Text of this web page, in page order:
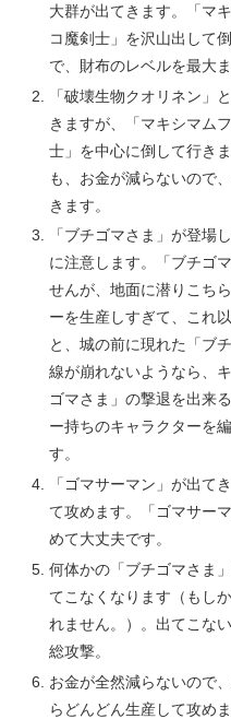
大群が出てきます。「マ
コ魔剣士」を沢山出して
で、財布のレベルを最大
「破壊生物クオリネン」
きますが、「マキシマム
士」を中心に倒して行き
も、お金が減らないので
きます。
「ブチゴマさま」が登場
に注意します。「ブチゴ
せんが、地面に潜りこち
ーを生産しすぎて、これ
と、城の前に現れた「ブ
線が崩れないようなら、
ゴマさま」の撃退を出来
ー持ちのキャラクターを
す。
「ゴマサーマン」が出て
て攻めます。「ゴマサー
めて大丈夫です。
何体かの「ブチゴマさま
てこなくなります（もし
れません。）。出てこな
総攻撃。
お金が全然減らないので
らどんどん生産して攻めま